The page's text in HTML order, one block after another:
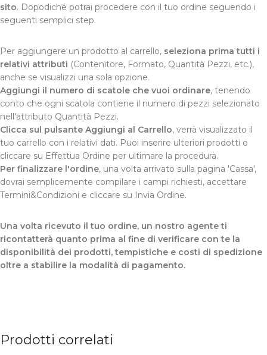
sito. Dopodiché potrai procedere con il tuo ordine seguendo i
seguenti semplici step.
Per aggiungere un prodotto al carrello, seleziona prima tutti i
relativi attributi (Contenitore, Formato, Quantità Pezzi, etc.),
anche se visualizzi una sola opzione.
Aggiungi il numero di scatole che vuoi ordinare, tenendo
conto che ogni scatola contiene il numero di pezzi selezionato
nell'attributo Quantità Pezzi.
Clicca sul pulsante Aggiungi al Carrello, verrà visualizzato il
tuo carrello con i relativi dati. Puoi inserire ulteriori prodotti o
cliccare su Effettua Ordine per ultimare la procedura.
Per finalizzare l'ordine, una volta arrivato sulla pagina 'Cassa',
dovrai semplicemente compilare i campi richiesti, accettare
Termini&Condizioni e cliccare su Invia Ordine.
Una volta ricevuto il tuo ordine, un nostro agente ti
ricontatterà quanto prima al fine di verificare con te la
disponibilità dei prodotti, tempistiche e costi di spedizione
oltre a stabilire la modalità di pagamento.
Prodotti correlati